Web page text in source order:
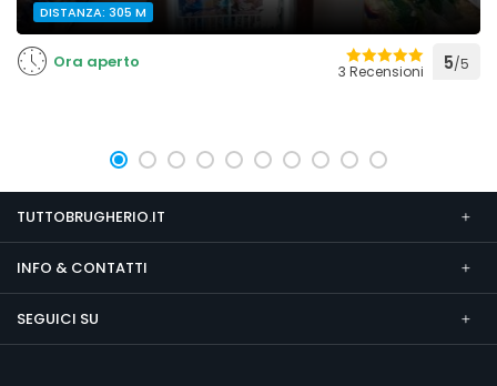
DISTANZA: 305 M
Ora aperto 3 Recensioni 5/5
TUTTOBRUGHERIO.IT
INFO & CONTATTI
SEGUICI SU